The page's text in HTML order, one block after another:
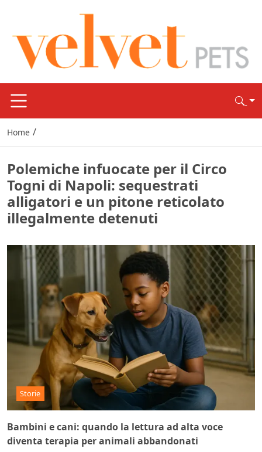
Home /
Polemiche infuocate per il Circo
Togni di Napoli: sequestrati
alligatori e un pitone reticolato
illegalmente detenuti
Storie
Bambini e cani: quando la lettura ad alta voce
diventa terapia per animali abbandonati